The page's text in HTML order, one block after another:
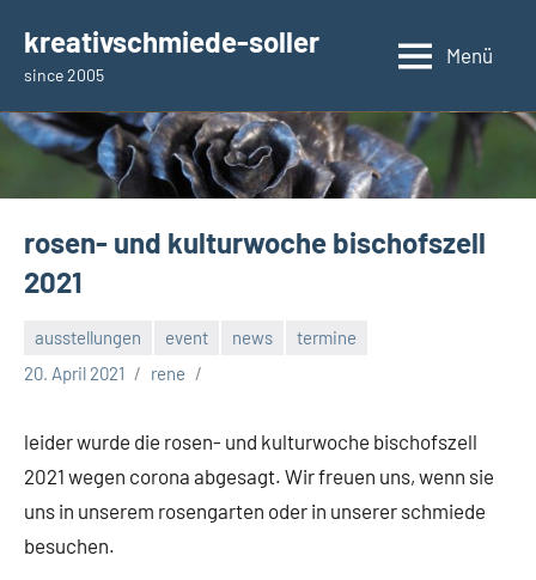
Inhalt
springen
kreativschmiede-soller
since 2005
Menü
rosen- und kulturwoche bischofszell
2021
ausstellungen event news
termine
20. April 2021
rene
leider wurde die rosen- und kulturwoche bischofszell
2021 wegen corona abgesagt. Wir freuen uns, wenn sie
uns in unserem rosengarten oder in unserer schmiede
besuchen.